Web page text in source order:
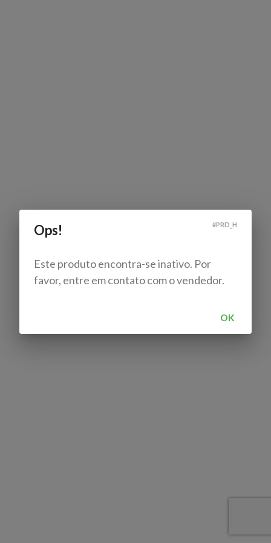
Ops! #PRD_H
Este produto encontra-se inativo. Por
favor, entre em contato com o vendedor.
OK